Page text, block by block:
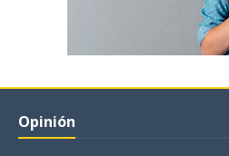
Opinión